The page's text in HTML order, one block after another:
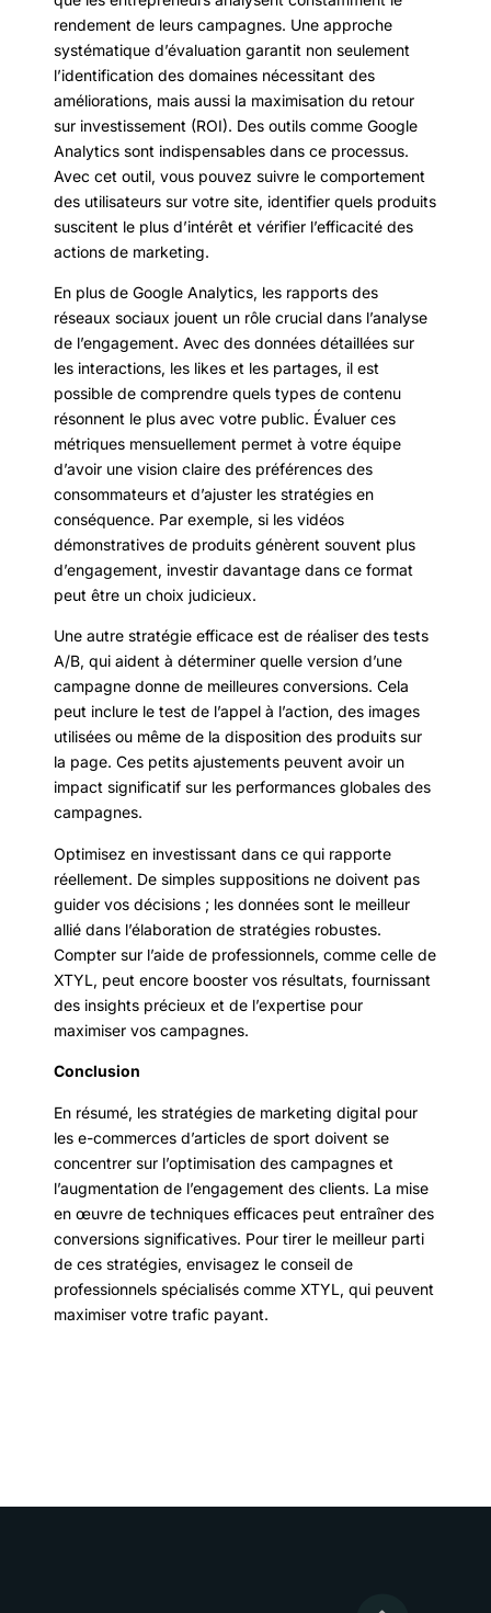
rendement de leurs campagnes. Une approche
systématique d’évaluation garantit non seulement
l’identification des domaines nécessitant des
améliorations, mais aussi la maximisation du retour
sur investissement (ROI). Des outils comme Google
Analytics sont indispensables dans ce processus.
Avec cet outil, vous pouvez suivre le comportement
des utilisateurs sur votre site, identifier quels produits
suscitent le plus d’intérêt et vérifier l’efficacité des
actions de marketing.
En plus de Google Analytics, les rapports des
réseaux sociaux jouent un rôle crucial dans l’analyse
de l’engagement. Avec des données détaillées sur
les interactions, les likes et les partages, il est
possible de comprendre quels types de contenu
résonnent le plus avec votre public. Évaluer ces
métriques mensuellement permet à votre équipe
d’avoir une vision claire des préférences des
consommateurs et d’ajuster les stratégies en
conséquence. Par exemple, si les vidéos
démonstratives de produits génèrent souvent plus
d’engagement, investir davantage dans ce format
peut être un choix judicieux.
Une autre stratégie efficace est de réaliser des tests
A/B, qui aident à déterminer quelle version d’une
campagne donne de meilleures conversions. Cela
peut inclure le test de l’appel à l’action, des images
utilisées ou même de la disposition des produits sur
la page. Ces petits ajustements peuvent avoir un
impact significatif sur les performances globales des
campagnes.
Optimisez en investissant dans ce qui rapporte
réellement. De simples suppositions ne doivent pas
guider vos décisions ; les données sont le meilleur
allié dans l’élaboration de stratégies robustes.
Compter sur l’aide de professionnels, comme celle de
XTYL, peut encore booster vos résultats, fournissant
des insights précieux et de l’expertise pour
maximiser vos campagnes.
Conclusion
En résumé, les stratégies de marketing digital pour
les e-commerces d’articles de sport doivent se
concentrer sur l’optimisation des campagnes et
l’augmentation de l’engagement des clients. La mise
en œuvre de techniques efficaces peut entraîner des
conversions significatives. Pour tirer le meilleur parti
de ces stratégies, envisagez le conseil de
professionnels spécialisés comme XTYL, qui peuvent
maximiser votre trafic payant.